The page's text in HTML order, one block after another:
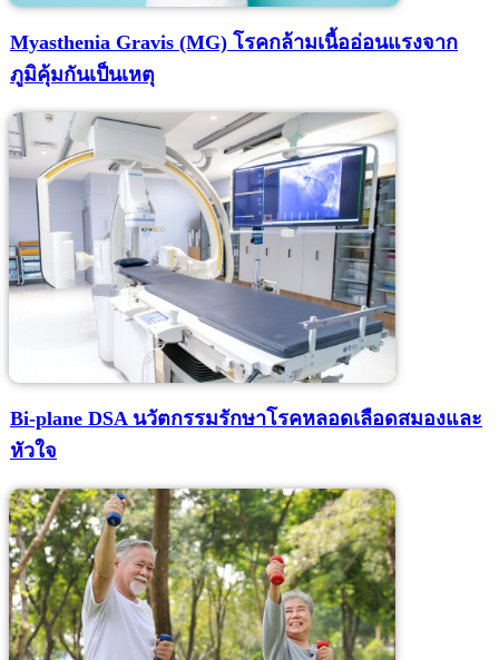
Myasthenia Gravis (MG) โรคกล้ามเนื้ออ่อนแรงจาก
ภูมิคุ้มกันเป็นเหตุ
Bi-plane DSA นวัตกรรมรักษาโรคหลอดเลือดสมองและ
หัวใจ